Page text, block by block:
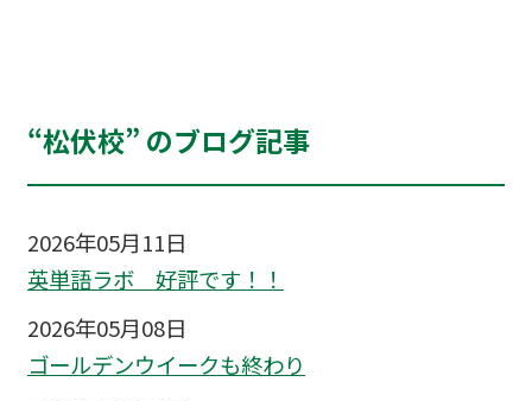
“松伏校” のブログ記事
2026年05月11日
英単語ラボ 好評です！！
2026年05月08日
ゴールデンウイークも終わり